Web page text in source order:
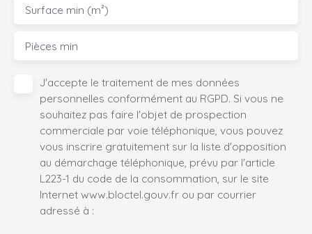
Surface min (m²)
Pièces min
J'accepte le traitement de mes données
personnelles conformément au RGPD. Si vous ne
souhaitez pas faire l'objet de prospection
commerciale par voie téléphonique, vous pouvez
vous inscrire gratuitement sur la liste d'opposition
au démarchage téléphonique, prévu par l'article
L223-1 du code de la consommation, sur le site
Internet www.bloctel.gouv.fr ou par courrier
adressé à :